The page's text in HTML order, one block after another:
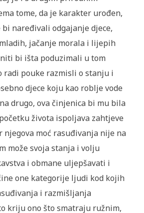
tome, da je karakter urođen,
naređivali odgajanje djece,
jačanje morala i lijepih
bi išta poduzimali u tom
radi pouke razmisli o stanju i
djece koju kao roblje vode
drugo, ova činjenica bi mu bila
života ispoljava zahtjeve
njegova moć rasuđivanja nije na
može svoja stanja i volju
i obmane uljepšavati i
one kategorije ljudi kod kojih
i razmišljanja
kriju ono što smatraju ružnim,